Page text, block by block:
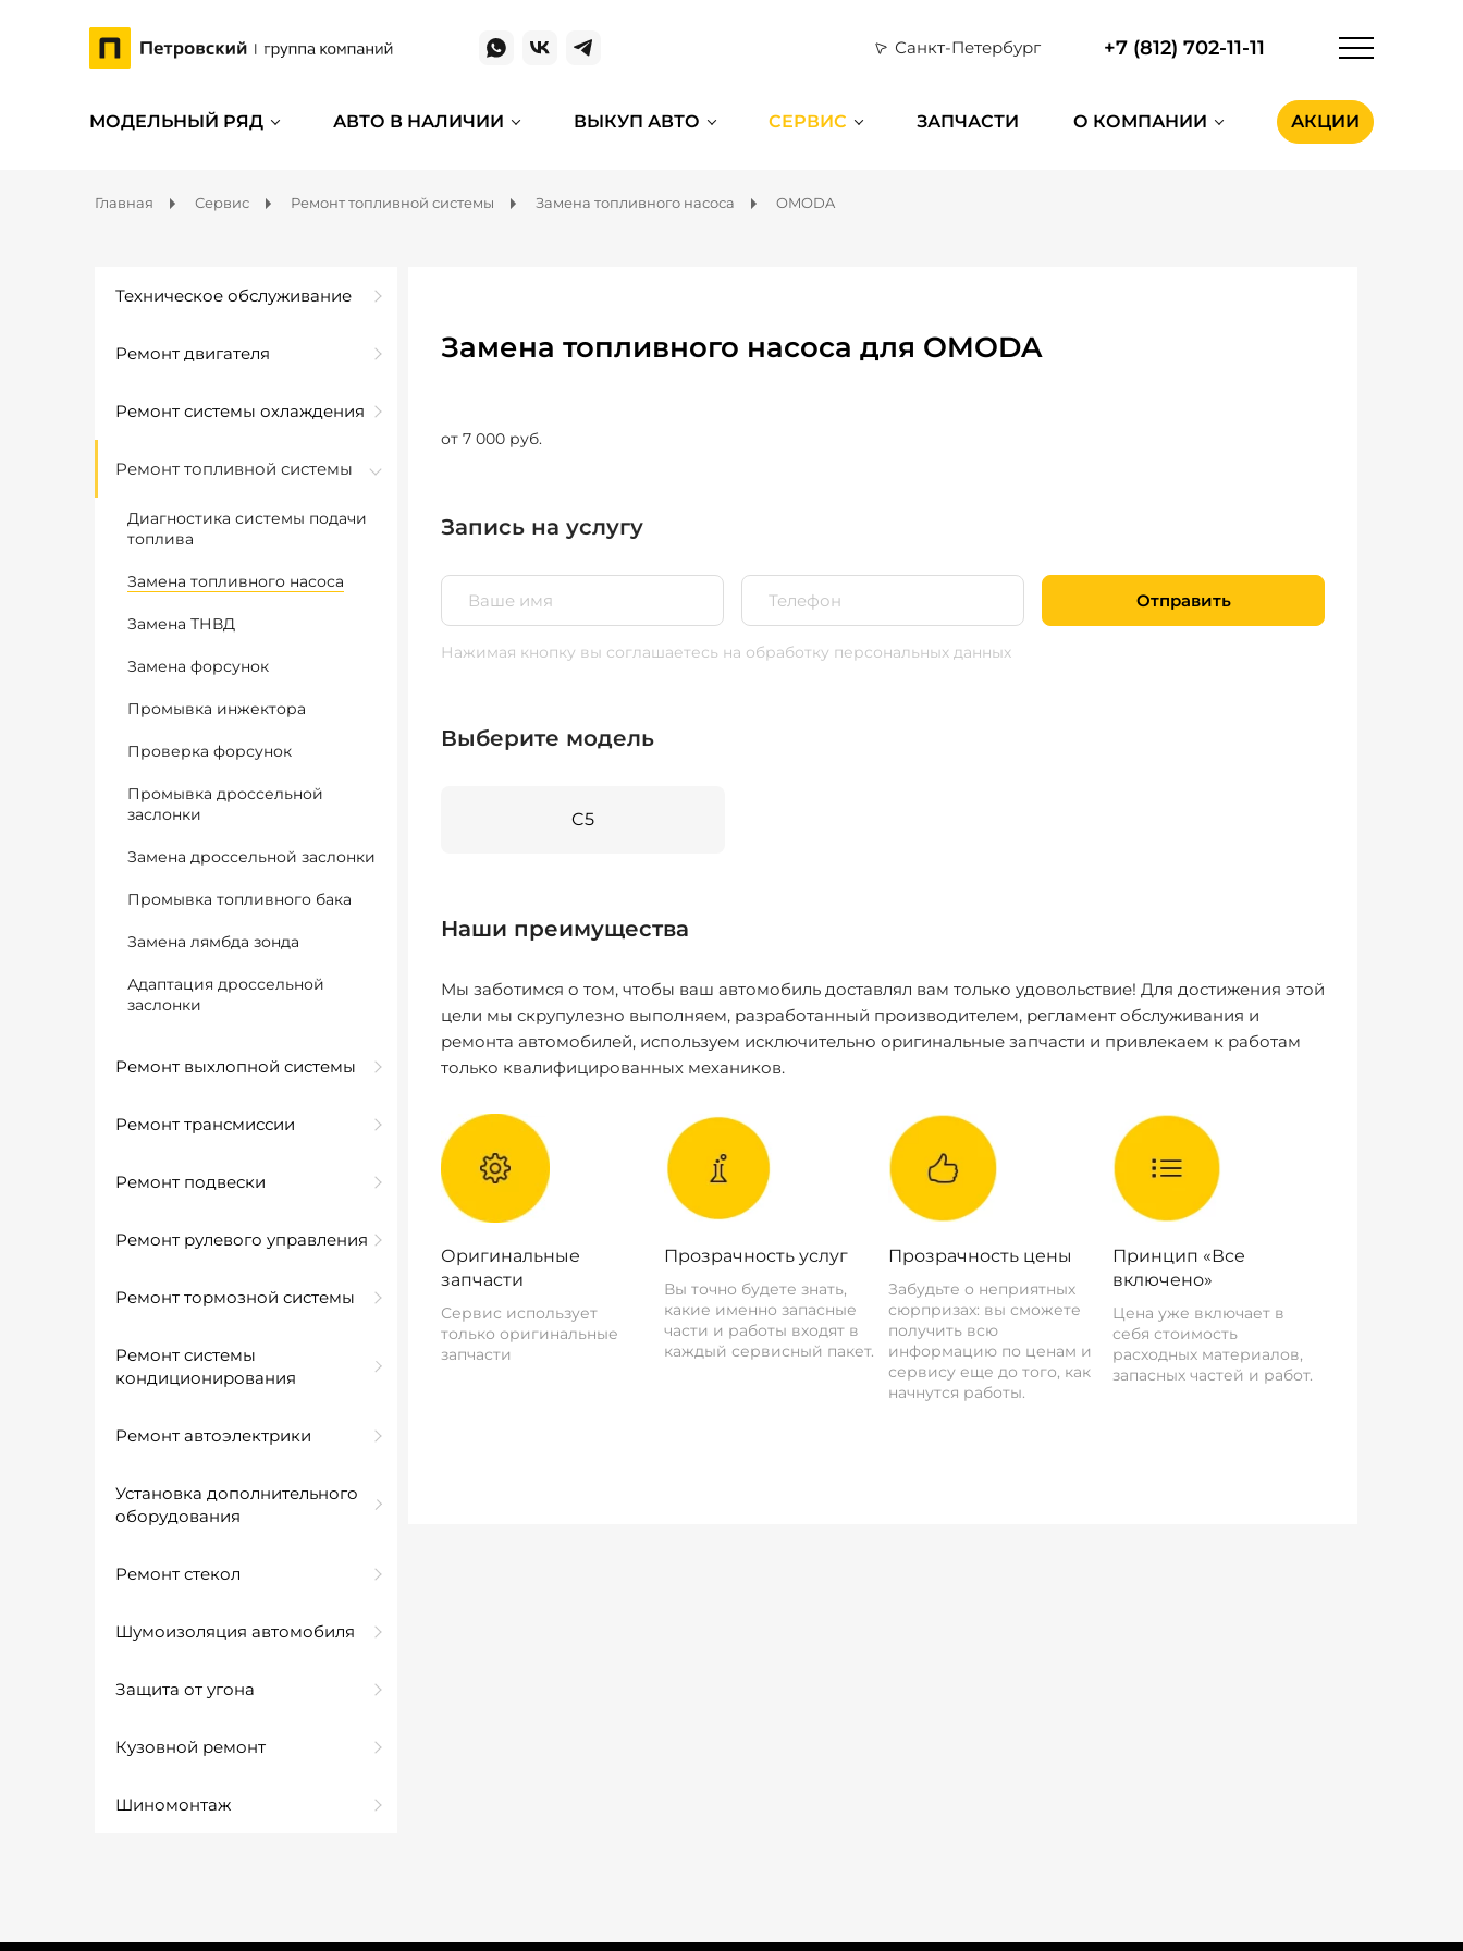
Санкт-Петербург +7 (812) 702-11-11
МОДЕЛЬНЫЙ РЯД АВТО В НАЛИЧИИ ВЫКУП АВТО СЕРВИС ЗАПЧАСТИ О КОМПАНИИ АКЦИИ
Главная Сервис Ремонт топливной системы Замена топливного насоса OMODA
Техническое обслуживание
Ремонт двигателя
Ремонт системы охлаждения
Ремонт топливной системы
Диагностика системы подачи
топлива
Замена топливного насоса
Замена ТНВД
Замена форсунок
Промывка инжектора
Проверка форсунок
Промывка дроссельной
заслонки
Замена дроссельной заслонки
Промывка топливного бака
Замена лямбда зонда
Адаптация дроссельной
заслонки
Ремонт выхлопной системы
Ремонт трансмиссии
Ремонт подвески
Ремонт рулевого управления
Ремонт тормозной системы
Ремонт системы
кондиционирования
Ремонт автоэлектрики
Установка дополнительного
оборудования
Ремонт стекол
Шумоизоляция автомобиля
Защита от угона
Кузовной ремонт
Шиномонтаж
Замена топливного насоса для OMODA
от 7 000 руб.
Запись на услугу
Отправить
Нажимая кнопку вы соглашаетесь на обработку персональных данных
Выберите модель
C5
Наши преимущества
Мы заботимся о том, чтобы ваш автомобиль доставлял вам только удовольствие! Для достижения этой
цели мы скрупулезно выполняем, разработанный производителем, регламент обслуживания и
ремонта автомобилей, используем исключительно оригинальные запчасти и привлекаем к работам
только квалифицированных механиков.
Оригинальные
запчасти
Сервис использует
только оригинальные
запчасти
Прозрачность услуг
Вы точно будете знать,
какие именно запасные
части и работы входят в
каждый сервисный пакет.
Прозрачность цены
Забудьте о неприятных
сюрпризах: вы сможете
получить всю
информацию по ценам и
сервису еще до того, как
начнутся работы.
Принцип «Все
включено»
Цена уже включает в
себя стоимость
расходных материалов,
запасных частей и работ.